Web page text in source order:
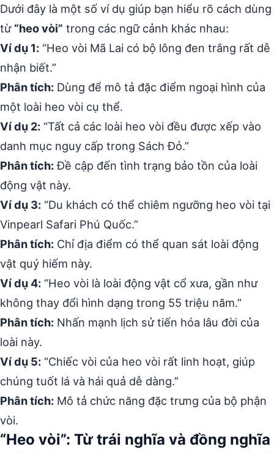
Dưới đây là một số ví dụ giúp bạn hiểu rõ cách dùng
từ “heo vòi” trong các ngữ cảnh khác nhau:
Ví dụ 1: “Heo vòi Mã Lai có bộ lông đen trắng rất dễ
nhận biết.”
Phân tích: Dùng để mô tả đặc điểm ngoại hình của
một loài heo vòi cụ thể.
Ví dụ 2: “Tất cả các loài heo vòi đều được xếp vào
danh mục nguy cấp trong Sách Đỏ.”
Phân tích:Đề cập đến tình trạng bảo tồn của loài
động vật này.
Ví dụ 3: “Du khách có thể chiêm ngưỡng heo vòi tại
Vinpearl Safari Phú Quốc.”
Phân tích: Chỉ địa điểm có thể quan sát loài động
vật quý hiếm này.
Ví dụ 4: “Heo vòi là loài động vật cổ xưa, gần như
không thay đổi hình dạng trong 55 triệu năm.”
Phân tích: Nhấn mạnh lịch sử tiến hóa lâu đời của
loài này.
Ví dụ 5: “Chiếc vòi của heo vòi rất linh hoạt, giúp
chúng tuốt lá và hái quả dễ dàng.”
Phân tích: Mô tả chức năng đặc trưng của bộ phận
vòi.
“Heo vòi”: Từ trái nghĩa và đồng nghĩa